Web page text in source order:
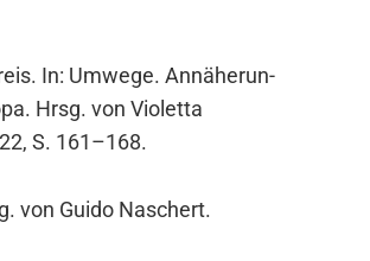
In: Umwe­ge. Annä­he­run­
Hrsg. von Vio­let­ta
S. 161–168.
von Gui­do Naschert.